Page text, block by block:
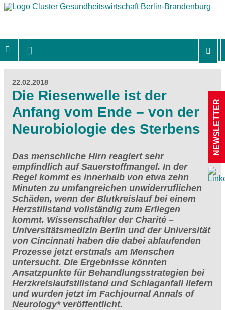
22.02.2018
Die Riesenwelle ist der
Anfang vom Ende – von der
Neurobiologie des Sterbens
Das menschliche Hirn reagiert sehr
empfindlich auf Sauerstoffmangel. In der
Regel kommt es innerhalb von etwa zehn
Minuten zu umfangreichen unwiderruflichen
Schäden, wenn der Blutkreislauf bei einem
Herzstillstand vollständig zum Erliegen
kommt. Wissenschaftler der Charité –
Universitätsmedizin Berlin und der Universität
von Cincinnati haben die dabei ablaufenden
Prozesse jetzt erstmals am Menschen
untersucht. Die Ergebnisse könnten
Ansatzpunkte für Behandlungsstrategien bei
Herzkreislaufstillstand und Schlaganfall liefern
und wurden jetzt im Fachjournal Annals of
Neurology* veröffentlicht.
NEWSLETTER